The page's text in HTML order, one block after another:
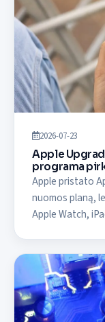
2026-07-23
Apple
programa
Apple pristato
nuomos planą,
Apple Watch,